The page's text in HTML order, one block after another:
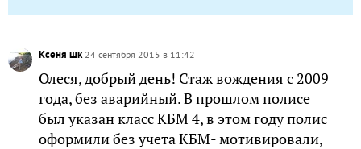
Ксеня шк 24 сентября 2015 в 11:42
Олеся, добрый день! Стаж вождения с 2009
года, без аварийный. В прошлом полисе
был указан класс КБМ 4, в этом году полис
оформили без учета КБМ- мотивировали,